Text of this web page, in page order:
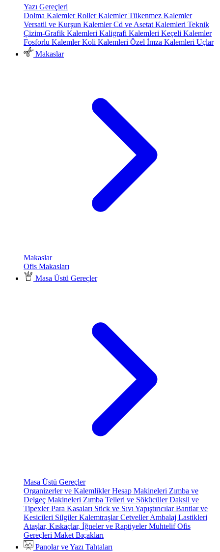
Yazı Gereçleri
Dolma KalemlerRoller KalemlerTükenmez Kalemler
Versatil ve Kurşun KalemlerCd ve Asetat Kalemleri Teknik
Çizim-Grafik Kalemleri Kaligrafi Kalemleri Keçeli Kalemler
Fosforlu KalemlerKoli Kalemleri Özel İmza Kalemleri Uçlar
Makaslar
Makaslar
Ofis Makasları
Masa Üstü Gereçler
Masa Üstü Gereçler
Organizerler ve KalemliklerHesap Makineleri Zımba ve
Delgeç Makineleri Zımba Telleri ve SökücülerDaksil ve
TipexlerPara Kasaları Stick ve Sıvı YapıştırıcılarBantlar ve
Kesicileri SilgilerKalemtraşlarCetvellerAmbalaj Lastikleri
Ataşlar, Kıskaçlar, İğneler ve RaptiyelerMuhtelif Ofis
Gereçleri Maket Bıçakları
Panolar ve Yazı Tahtaları